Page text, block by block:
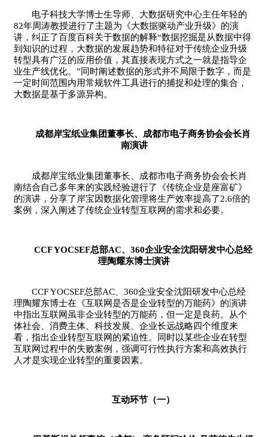
电子科技大学博士生导师、大数据研究中心主任年轻的
82年周涛教授进行了主题为《大数据驱动产业升级》的演
讲，纠正了百度百科关于数据的解释“数据挖掘是从数据中得
到知识的过程，大数据的发展趋势和特征对于传统企业升级
转型具有广泛的应用价值，其直接表现方式之一就是指导企
业生产线优化。”同时阐述数据的形式并不局限于数字，而是
一定时间范围内用常规软件工具进行的捕捉和处理的集合，
大数据是基于多源异构。
成都岸宝纸业集团董事长、成都市电子商务协会会长肖
南演讲
成都岸宝纸业集团董事长、成都市电子商务协会会长肖
南结合自己多年来的实践经验进行了《传统企业是座富矿》
的演讲，分享了岸宝因数据化管理将生产效率提高了2.6倍的
案例，深入阐述了传统企业转型互联网的需求和必要。
CCF YOCSEF总部AC、360企业安全沈阳研发中心总经
理陶耀东博士演讲
CCF YOCSEF总部AC、360企业安全沈阳研发中心总经
理陶耀东博士在《互联网是否是企业转型的万能药》的演讲
中指出互联网虽非企业转型的万能药，但一定是良药。从个
体社会、消费主体、科技发展、企业长远战略四个维度来
看，指出企业转型互联网的紧迫性。同时以某些企业在转型
互联网过程中的失败案例，强调可行性执行方案和高效执行
人才是实现企业转型的重要因素。
互动环节（一）